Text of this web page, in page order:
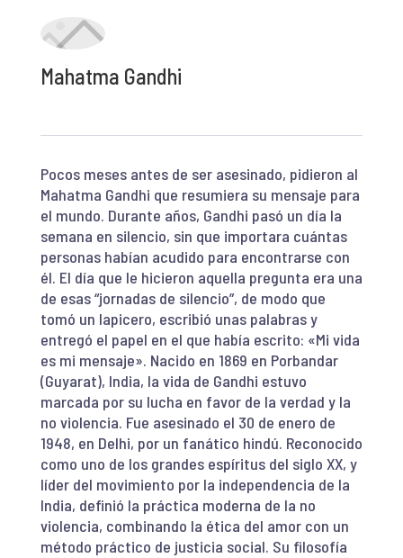
Mahatma Gandhi
Pocos meses antes de ser asesinado, pidieron al
Mahatma Gandhi que resumiera su mensaje para
el mundo. Durante años, Gandhi pasó un día la
semana en silencio, sin que importara cuántas
personas habían acudido para encontrarse con
él. El día que le hicieron aquella pregunta era una
de esas “jornadas de silencio”, de modo que
tomó un lapicero, escribió unas palabras y
entregó el papel en el que había escrito: «Mi vida
es mi mensaje». Nacido en 1869 en Porbandar
(Guyarat), India, la vida de Gandhi estuvo
marcada por su lucha en favor de la verdad y la
no violencia. Fue asesinado el 30 de enero de
1948, en Delhi, por un fanático hindú. Reconocido
como uno de los grandes espíritus del siglo XX, y
líder del movimiento por la independencia de la
India, definió la práctica moderna de la no
violencia, combinando la ética del amor con un
método práctico de justicia social. Su filosofía